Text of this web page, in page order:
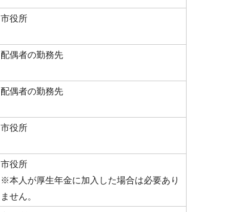
市役所
配偶者の勤務先
配偶者の勤務先
市役所
市役所
※本人が厚生年金に加入した場合は必要あり
ません。